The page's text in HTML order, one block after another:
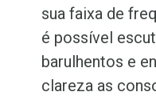
sua faixa de
é possível
barulhentos e
clareza as